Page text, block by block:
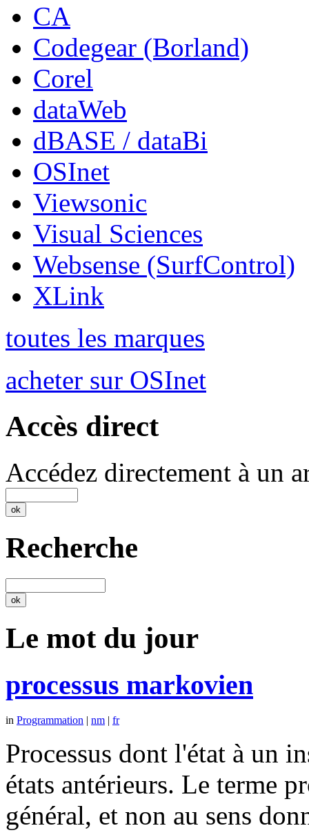
CA
Codegear (Borland)
Corel
dataWeb
dBASE / dataBi
OSInet
Viewsonic
Visual Sciences
Websense (SurfControl)
XLink
toutes les marques
acheter sur OSInet
Accès direct
Accédez directement à un
Recherche
Le mot du jour
processus markovien
in Programmation | nm | fr
Processus dont l'état à un
états antérieurs. Le terme
général, et non au sens